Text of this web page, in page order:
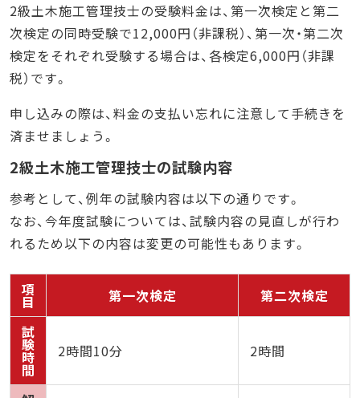
2級土木施工管理技士の受験料金は、第一次検定と第二
次検定の同時受験で12,000円（非課税）、第一次・第二次
検定をそれぞれ受験する場合は、各検定6,000円（非課
税）です。
申し込みの際は、料金の支払い忘れに注意して手続きを
済ませましょう。
2級土木施工管理技士の試験内容
参考として、例年の試験内容は以下の通りです。
なお、今年度試験については、試験内容の見直しが行わ
れるため以下の内容は変更の可能性もあります。
項
目 第一次検定
第二次検定
試
験
時
間
2時間10分 2時間